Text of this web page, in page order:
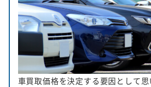
車買取価格を決定する要因として